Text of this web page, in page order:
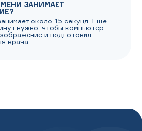
ЗАНИМАЕТ
около 15 секунд. Ещё
нужно, чтобы компьютер
и подготовил
врача.